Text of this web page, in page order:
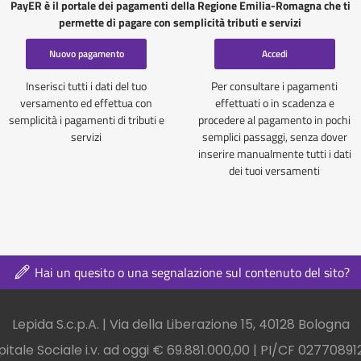
PayER è il portale dei pagamenti della Regione Emilia-Romagna che ti
permette di pagare con semplicità tributi e servizi
Nuovo pagamento
Inserisci tutti i dati del tuo
versamento ed effettua con
semplicità i pagamenti di tributi e
servizi
Accedi
Per consultare i pagamenti
effettuati o in scadenza e
procedere al pagamento in pochi
semplici passaggi, senza dover
inserire manualmente tutti i dati
dei tuoi versamenti
Hai un quesito o una segnalazione sul contenuto del sito?
footer
Lepida S.c.p.A. | Via della Liberazione 15, 40128 Bologna
Sociale i.v. ad oggi € 69.881.000,00 | PI/CF